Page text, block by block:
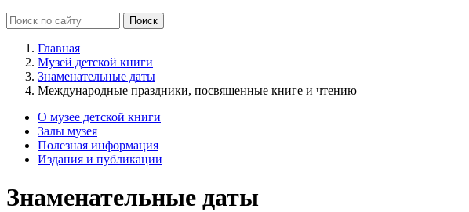
Главная
Музей детской книги
Знаменательные даты
Международные праздники, посвященные книге и чтению
О музее детской книги
Залы музея
Полезная информация
Издания и публикации
Знаменательные даты